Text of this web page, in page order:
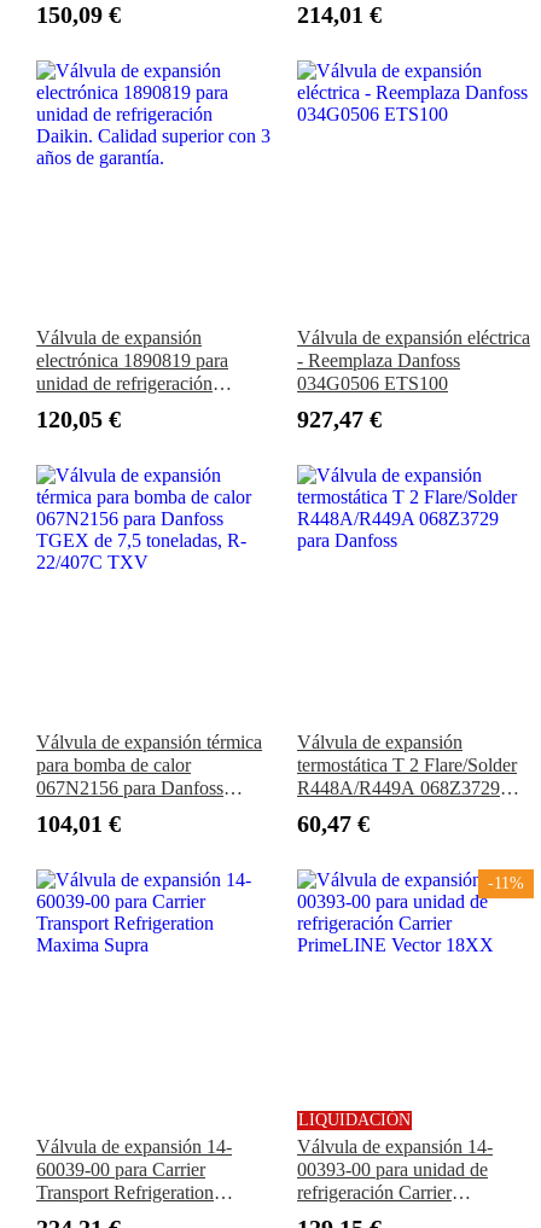
garantía.
150,09 €
garantía.
214,01 €
Válvula de expansión
electrónica 1890819 para
unidad de refrigeración
años de garantía.
120,05 €
Válvula de expansión eléctrica
- Reemplaza Danfoss
034G0506 ETS100
927,47 €
Válvula de expansión térmica
para bomba de calor
067N2156 para Danfoss
22/407C TXV
104,01 €
Válvula de expansión
termostática T 2 Flare/Solder
R448A/R449A 068Z3729
60,47 €
Válvula de expansión 14-
60039-00 para Carrier
Transport Refrigeration
-11%
LIQUIDACIÓN
Válvula de expansión 14-
00393-00 para unidad de
refrigeración Carrier